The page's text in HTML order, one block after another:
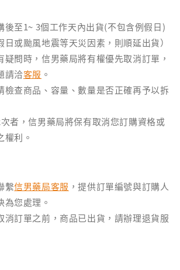
後至1~ 3個工作天內出貨(不包含例假日)
日或颱風地震等天災因素，則順延出貨）
疑問時，信男藥局將有權優先取消訂單，
請洽客服 。
檢查商品、容量、數量是否正確再予以拆
者，信男藥局將保有取消您訂購資格或
權利。
繫信男藥局客服 ，提供訂單編號與訂購人
為您處理。
消訂單之前，商品已出貨，請辦理退貨服